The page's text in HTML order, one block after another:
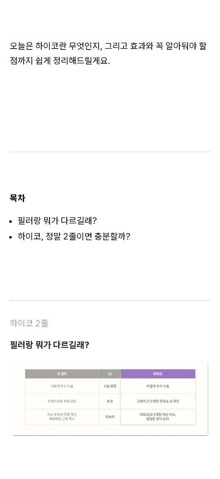
오늘은 하이코란 무엇인지, 그리고 효과와 꼭 알아둬야 할
점까지 쉽게 정리해드릴게요.
목차
필러랑 뭐가 다르길래?
하이코, 정말 2줄이면 충분할까?
하이코 2줄
필러랑 뭐가 다르길래?